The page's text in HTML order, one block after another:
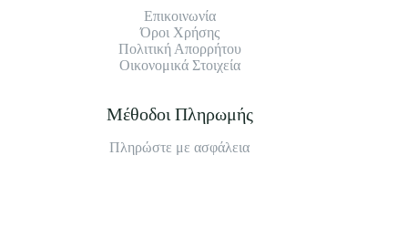
Επικοινωνία
Όροι Χρήσης
Πολιτική Απορρήτου
Οικονομικά Στοιχεία
Μέθοδοι Πληρωμής
Πληρώστε με ασφάλεια